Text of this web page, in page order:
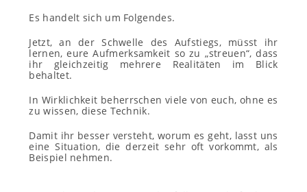
Es handelt sich um Folgendes.
Jetzt, an der Schwelle des Aufstiegs, müsst ihr
lernen, eure Aufmerksamkeit so zu „streuen“, dass
ihr gleichzeitig mehrere Realitäten im Blick
behaltet.
In Wirklichkeit beherrschen viele von euch, ohne es
zu wissen, diese Technik.
Damit ihr besser versteht, worum es geht, lasst uns
eineSituation, diederzeit sehr oft vorkommt, als
Beispiel nehmen.